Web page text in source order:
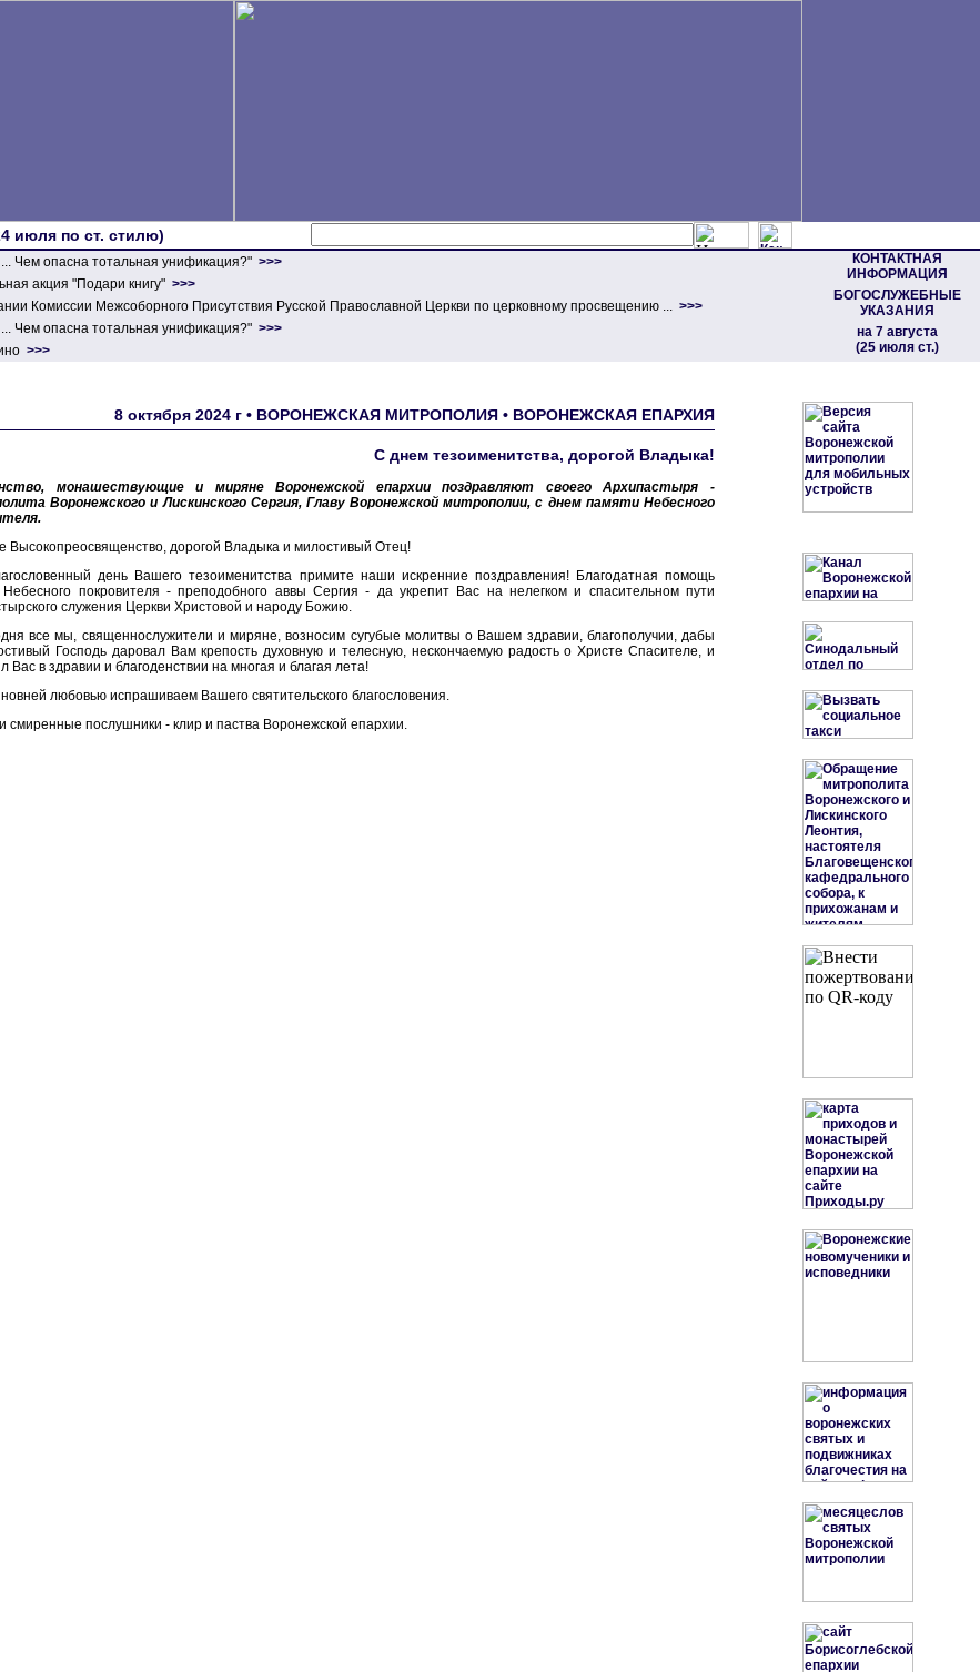
июля по ст. стилю)
Чем опасна тотальная унификация?" >>>
КОНТАКТНАЯ
ИНФОРМАЦИЯ
БОГОСЛУЖЕБНЫЕ
УКАЗАНИЯ
на 7 августа
(25 июля ст.)
акция "Подари книгу" >>>
Комиссии Межсоборного Присутствия Русской Православной Церкви по церковному просвещению ... >>>
Чем опасна тотальная унификация?" >>>
>>>
8 октября 2024 г • ВОРОНЕЖСКАЯ МИТРОПОЛИЯ • ВОРОНЕЖСКАЯ ЕПАРХИЯ
С днем тезоименитства, дорогой Владыка!
монашествующие и миряне Воронежской епархии поздравляют своего Архипастыря -
Воронежского и Лискинского Сергия, Главу Воронежской митрополии, с днем памяти Небесного
Высокопреосвященство, дорогой Владыка и милостивый Отец!
день Вашего тезоименитства примите наши искренние поздравления! Благодатная помощь
покровителя - преподобного аввы Сергия - да укрепит Вас на нелегком и спасительном пути
служения Церкви Христовой и народу Божию.
все мы, священнослужители и миряне, возносим сугубые молитвы о Вашем здравии, благополучии, дабы
Господь даровал Вам крепость духовную и телесную, нескончаемую радость о Христе Спасителе, и
Вас в здравии и благоденствии на многая и благая лета!
любовью испрашиваем Вашего святительского благословения.
смиренные послушники - клир и паства Воронежской епархии.